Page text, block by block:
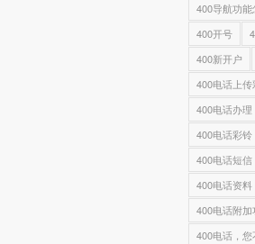
400导航功能
400开号
400新开户
400电话上
400电话办理
400电话彩铃
400电话短信
400电话资料
400电话附加
400电话，